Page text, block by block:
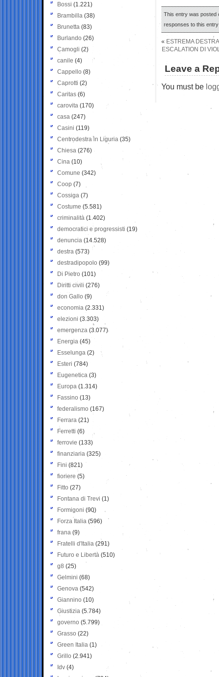
This entry was posted
responses to this
« ESTREMA
ESCALATION DI
Leave a
You must be
Bossi (1.221)
Brambilla (38)
Brunetta (83)
Burlando (26)
Camogli (2)
canile (4)
Cappello (8)
Caprotti (2)
Caritas (6)
carovita (170)
casa (247)
Casini (119)
Centrodestra in Liguria (35)
Chiesa (276)
Cina (10)
Comune (342)
Coop (7)
Cossiga (7)
Costume (5.581)
criminalità (1.402)
democratici e progressisti (19)
denuncia (14.528)
destra (573)
destradipopolo (99)
Di Pietro (101)
Diritti civili (276)
don Gallo (9)
economia (2.331)
elezioni (3.303)
emergenza (3.077)
Energia (45)
Esselunga (2)
Esteri (784)
Eugenetica (3)
Europa (1.314)
Fassino (13)
federalismo (167)
Ferrara (21)
Ferretti (6)
ferrovie (133)
finanziaria (325)
Fini (821)
fioriere (5)
Fitto (27)
Fontana di Trevi (1)
Formigoni (90)
Forza Italia (596)
frana (9)
Fratelli d'Italia (291)
Futuro e Libertà (510)
g8 (25)
Gelmini (68)
Genova (542)
Giannino (10)
Giustizia (5.784)
governo (5.799)
Grasso (22)
Green Italia (1)
Grillo (2.941)
Idv (4)